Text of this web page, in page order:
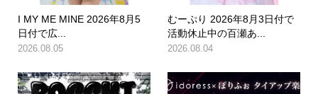
I MY ME MINE 2026年8月5
日付で広...
2026.08.05
むーぷり 2026年8月3日付で
活動休止中の百瀬あ...
2026.08.04